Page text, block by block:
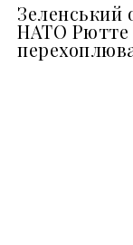
Зеленський
НАТО Рютте